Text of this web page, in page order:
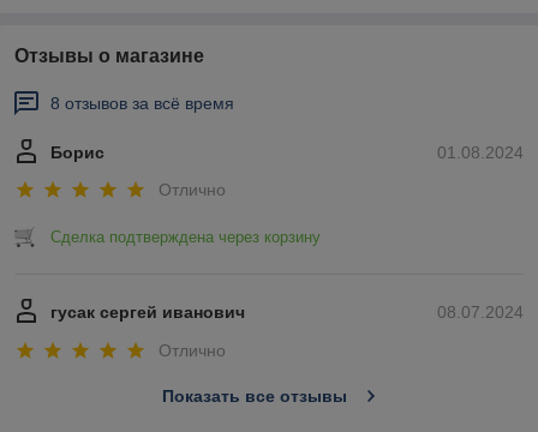
Отзывы о магазине
8 отзывов за всё время
01.08.2024
Борис
Отлично
Сделка подтверждена через корзину
08.07.2024
гусак сергей иванович
Отлично
Показать все отзывы